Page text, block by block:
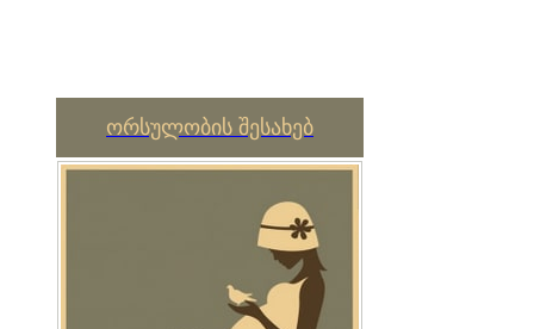
ორსულობის შესახებ